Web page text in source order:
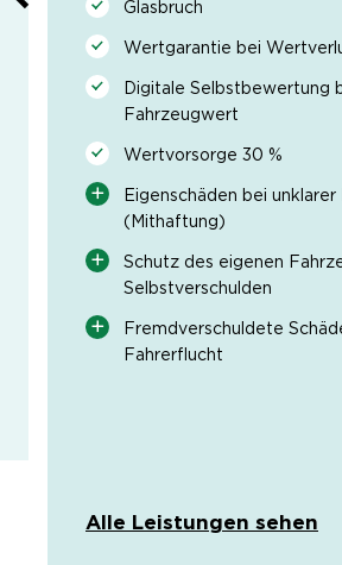
Glasbruch
Wertgarantie bei
Digitale Selbstbewertung
Fahrzeugwert
Wertvorsorge 30 %
Eigenschäden bei
(Mithaftung)
Schutz des eigenen
Selbstverschulden
Fremdverschuldete
Fahrerflucht
Alle Leistungen sehen